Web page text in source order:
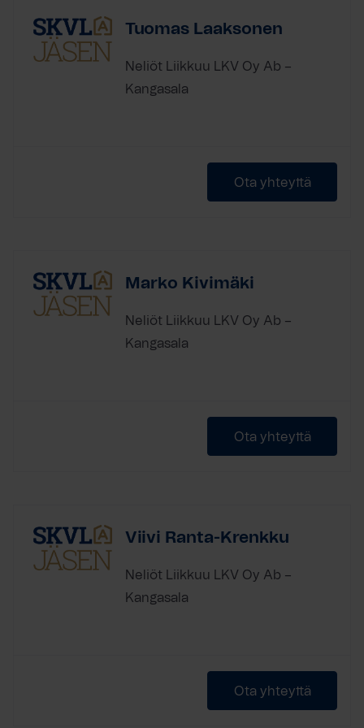
Tuomas Laaksonen
Neliöt Liikkuu LKV Oy Ab –
Kangasala
Ota yhteyttä
Marko Kivimäki
Neliöt Liikkuu LKV Oy Ab –
Kangasala
Ota yhteyttä
Viivi Ranta-Krenkku
Neliöt Liikkuu LKV Oy Ab –
Kangasala
Ota yhteyttä